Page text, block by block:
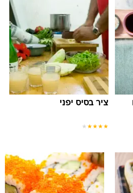
ציר בסיס יפני
★
★
★
★
★